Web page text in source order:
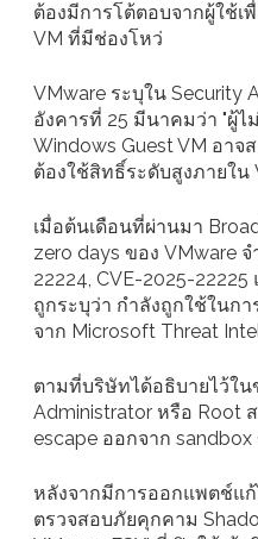
ต้องมีการโต้ตอบจากผู้ใช้
VM ที่มีช่องโหว่
VMware ระบุใน Security
อังคารที่ 25 มีนาคมว่า "ผู้
Windows Guest VM อาจ
ต้องใช้สิทธิ์ระดับสูงภายใน
เมื่อต้นเดือนที่ผ่านมา
zero days ของ VMware
22224, CVE-2025-
ถูกระบุว่า กำลังถูกใช้ในก
จาก Microsoft Threat
ตามที่บริษัทได้อธิบายไว้ใ
Administrator หรือ Root
escape ออกจาก
หลังจากมีการออกแพตช์แ
ตรวจสอบภัยคุกคาม